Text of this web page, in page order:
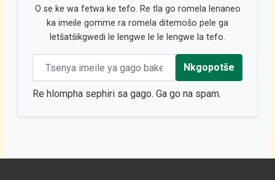
O se ke wa fetwa ke tefo. Re tla go romela lenaneo
ka imeile gomme ra romela ditemošo pele ga
letšatšikgwedi le lengwe le le lengwe la tefo.
Email address
Nkgopotše
Re hlompha sephiri sa gago. Ga go na spam.